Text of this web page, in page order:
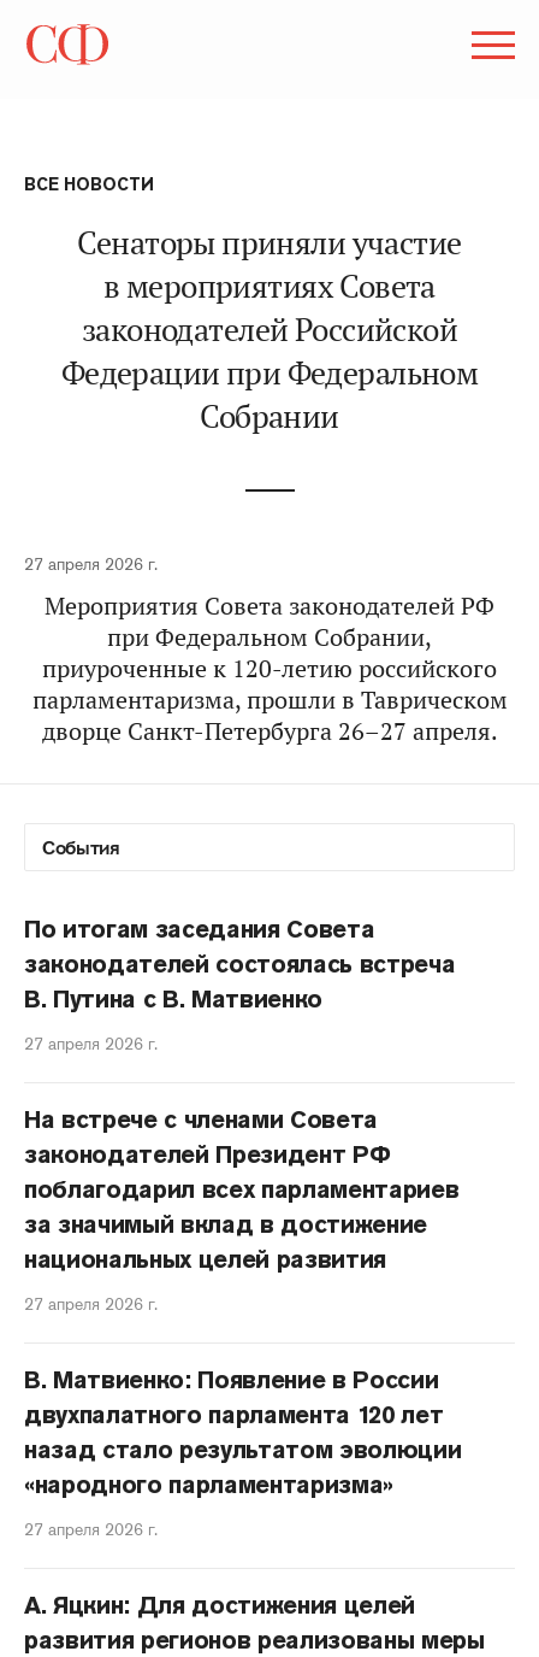
ВСЕ НОВОСТИ
Сенаторы приняли участие
в мероприятиях Совета
законодателей Российской
Федерации при Федеральном
Собрании
27 апреля 2026 г.
Мероприятия Совета законодателей РФ
при Федеральном Собрании,
приуроченные к 120-летию российского
парламентаризма, прошли в Таврическом
дворце Санкт-Петербурга 26–27 апреля.
По итогам заседания Совета
законодателей состоялась встреча
В. Путина с В. Матвиенко
27 апреля 2026 г.
На встрече с членами Совета
законодателей Президент РФ
поблагодарил всех парламентариев
за значимый вклад в достижение
национальных целей развития
27 апреля 2026 г.
В. Матвиенко: Появление в России
двухпалатного парламента 120 лет
назад стало результатом эволюции
«народного парламентаризма»
27 апреля 2026 г.
А. Яцкин: Для достижения целей
развития регионов реализованы меры